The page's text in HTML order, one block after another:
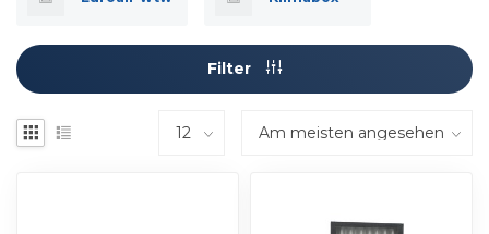
Filter